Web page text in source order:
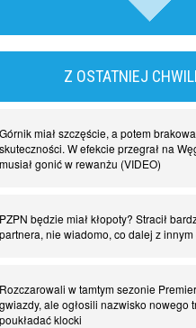
owca cała?
Piłkarz z numerem 47. Phil Foden i
Spadkowicze z Serie A. Komu powiemy
Z OSTATNIEJ CHWILI
Górnik miał szczęście, a potem
skuteczności. W efekcie przegrał na
musiał gonić w rewanżu (VIDEO)
PZPN będzie miał kłopoty? Stracił
partnera, nie wiadomo, co dalej z
Rozczarowali w tamtym sezonie
gwiazdy, ale ogłosili nazwisko nowego
poukładać klocki